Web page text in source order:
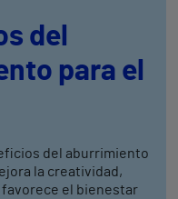
del
para el
del aburrimiento
la creatividad,
el bienestar